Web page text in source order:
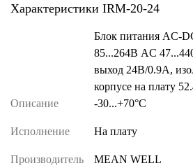
Характеристики IRM-20-24
Описание
Блок питания AC-
85...264В AC
выход 24В/0.9А,
корпусе на плату
-30...+70°C
Исполнение На плату
Производитель MEAN WELL